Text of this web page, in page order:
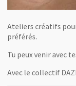
Ateliers créatifs
préférés.
Tu peux venir avec
Avec le collectif